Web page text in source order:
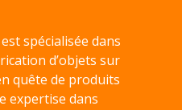
spécialisée dans
d’objets sur
quête de produits
expertise dans